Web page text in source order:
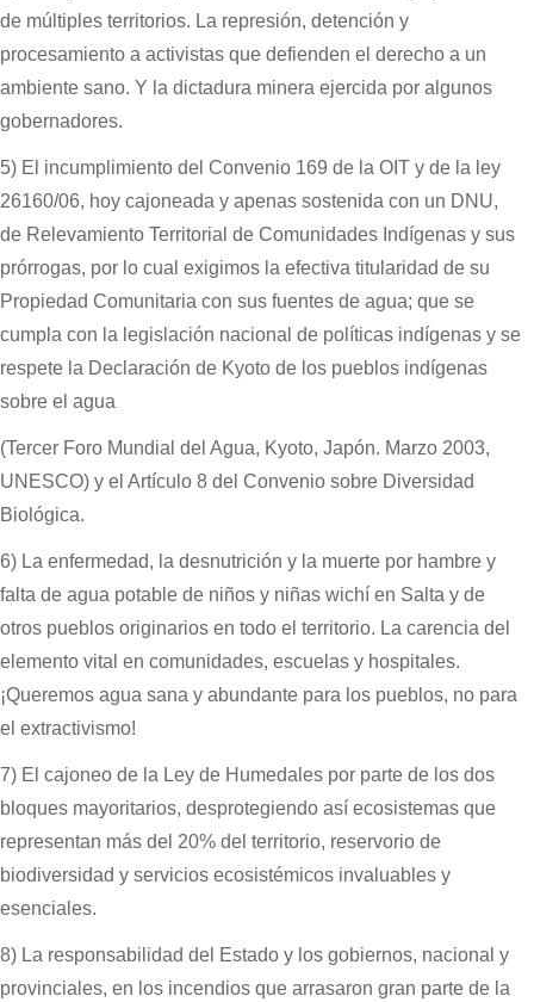
de múltiples territorios. La represión, detención y
procesamiento a activistas que defienden el derecho a un
ambiente sano. Y la dictadura minera ejercida por algunos
gobernadores.
5) El incumplimiento del Convenio 169 de la OIT y de la ley
26160/06, hoy cajoneada y apenas sostenida con un DNU,
de Relevamiento Territorial de Comunidades Indígenas y sus
prórrogas, por lo cual exigimos la efectiva titularidad de su
Propiedad Comunitaria con sus fuentes de agua; que se
cumpla con la legislación nacional de políticas indígenas y se
respete la Declaración de Kyoto de los pueblos indígenas
sobre el agua
(Tercer Foro Mundial del Agua, Kyoto, Japón. Marzo 2003,
UNESCO) y el Artículo 8 del Convenio sobre Diversidad
Biológica.
6) La enfermedad, la desnutrición y la muerte por hambre y
falta de agua potable de niños y niñas wichí en Salta y de
otros pueblos originarios en todo el territorio. La carencia del
elemento vital en comunidades, escuelas y hospitales.
¡Queremos agua sana y abundante para los pueblos, no para
el extractivismo!
7) El cajoneo de la Ley de Humedales por parte de los dos
bloques mayoritarios, desprotegiendo así ecosistemas que
representan más del 20% del territorio, reservorio de
biodiversidad y servicios ecosistémicos invaluables y
esenciales.
8) La responsabilidad del Estado y los gobiernos, nacional y
provinciales, en los incendios que arrasaron gran parte de la